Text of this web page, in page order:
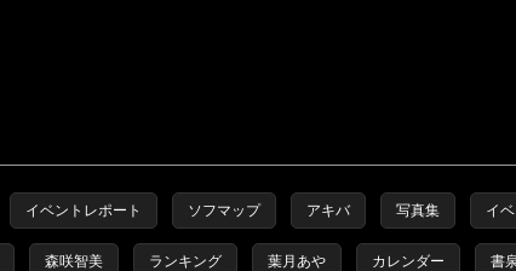
イベントレポート ソフマップ アキバ 写真集 イ
森咲智美 ランキング 葉月あや カレンダー 書